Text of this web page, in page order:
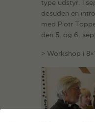
type udstyr. I
desuden en
med Piotr
den 5. og 6.
> Workshop i